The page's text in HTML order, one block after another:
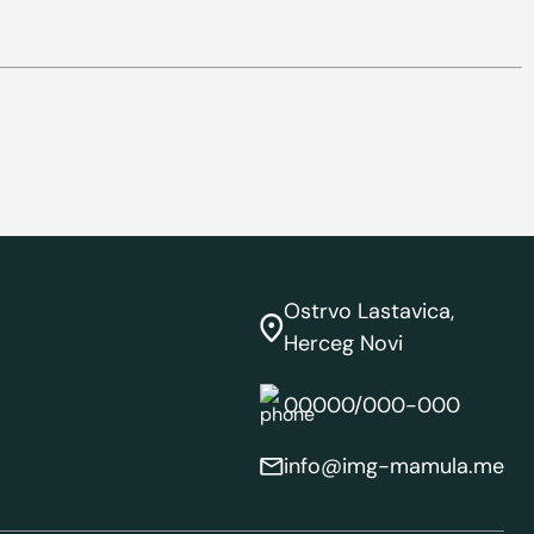
Ostrvo Lastavica,
Herceg Novi
00000/000-000
info@img-mamula.me